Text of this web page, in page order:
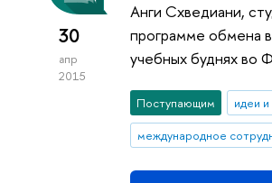
30
апр
2015
Анги Схведиани,
программе обмена
учебных буднях во
Поступающим идеи
международное